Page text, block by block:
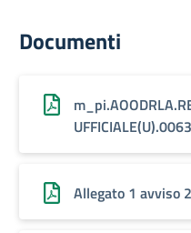
Documenti
Allegato 1 avviso